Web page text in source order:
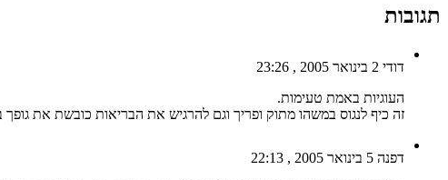
תגובות
דודי 2 בינואר 2005 , 23:26
העוגיות באמת טעימות.
זה כיף לנגוס במשהו מתוק ופריך וגם להרגיש את הבריאות כובשת את
דפנה 5 בינואר 2005 , 22:13